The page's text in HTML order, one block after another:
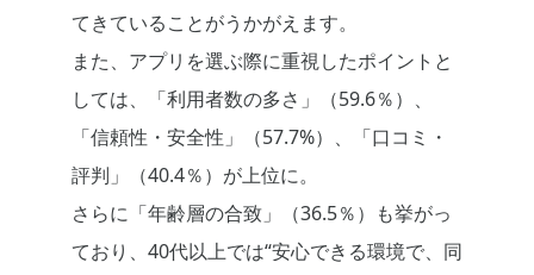
てきていることがうかがえます。
また、アプリを選ぶ際に重視したポイントと
しては、「利用者数の多さ」（59.6％）、
「信頼性・安全性」（57.7%）、「口コミ・
評判」（40.4％）が上位に。
さらに「年齢層の合致」（36.5％）も挙がっ
ており、40代以上では“安心できる環境で、同